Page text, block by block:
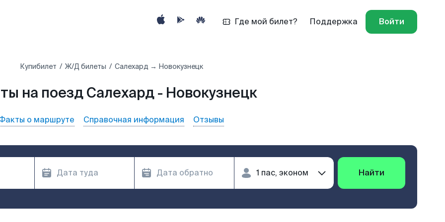
Где мой билет? Поддержка Войти
Купибилет Ж/Д билеты Салехард → Новокузнецк
на поезд Салехард - Новокузнецк
о маршруте Справочная информация Отзывы
Найти